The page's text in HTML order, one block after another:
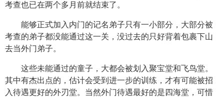
考查也已在两个多月前就结束了。
能够正式加入内门的记名弟子只有一小部分，大部分被
考查的弟子都没能通过这一关，没过去的只好背着包裹下山
去当外门弟子。
这些未能通过的童子，大都会被划入聚宝堂和飞鸟堂。
其中有杰出点的，估计会受到进一步的训练，才有可能被招
入待遇更好的外刃堂。当然外门待遇最好的是四海堂，可惜